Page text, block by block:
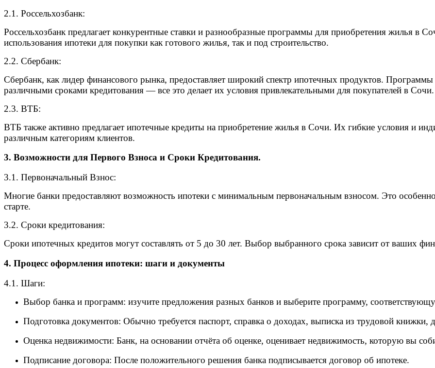
2.1. Россельхозбанк:
Россельхозбанк предлагает конкурентные ставки и разнообразные программы для приобретения жилья в
использования ипотеки для покупки как готового жилья, так и под строительство.
2.2. Сбербанк:
Сбербанк, как лидер финансового рынка, предоставляет широкий спектр ипотечных продуктов.
различными сроками кредитования — все это делает их условия привлекательными для покупателей в Сочи.
2.3. ВТБ:
ВТБ также активно предлагает ипотечные кредиты на приобретение жилья в Сочи. Их гибкие условия и
различным категориям клиентов.
3. Возможности для Первого Взноса и Сроки Кредитования.
3.1. Первоначальный Взнос:
Многие банки предоставляют возможность ипотеки с минимальным первоначальным взносом. Это особенно
старте.
3.2. Сроки кредитования:
Сроки ипотечных кредитов могут составлять от 5 до 30 лет. Выбор выбранного срока зависит от ваших
4. Процесс оформления ипотеки: шаги и документы
4.1. Шаги:
Выбор банка и программ: изучите предложения разных банков и выберите программу,
Подготовка документов: Обычно требуется паспорт, справка о доходах, выписка из трудовой книжки,
Оценка недвижимости: Банк, на основании отчёта об оценке, оценивает недвижимость, которую вы
Подписание договора: После положительного решения банка подписывается договор об ипотеке.